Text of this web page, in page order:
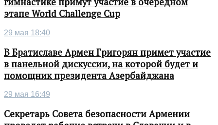
этапе World Challenge Cup
29 мая 18:40
В Братиславе Армен Григорян примет участие
в панельной дискуссии, на которой будет и
помощник президента Азербайджана
29 мая 16:49
Секретарь Совета безопасности Армении